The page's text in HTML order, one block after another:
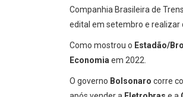
Companhia Brasileira de
edital em setembro e realizar
Como mostrou o Estadão/
Economia em 2022.
O governo Bolsonaro corre